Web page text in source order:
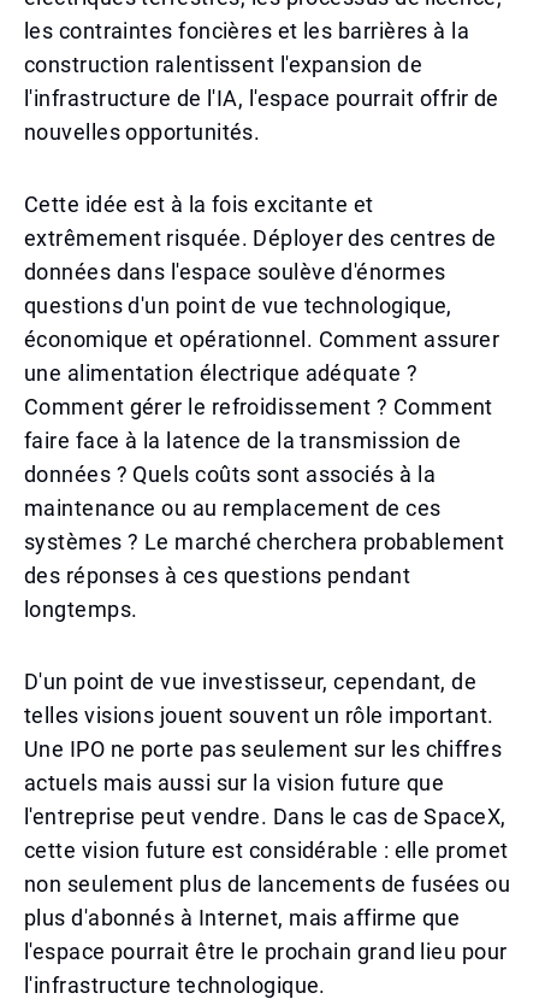
les contraintes foncières et les barrières à la
construction ralentissent l'expansion de
l'infrastructure de l'IA, l'espace pourrait offrir de
nouvelles opportunités.
Cette idée est à la fois excitante et
extrêmement risquée. Déployer des centres de
données dans l'espace soulève d'énormes
questions d'un point de vue technologique,
économique et opérationnel. Comment assurer
une alimentation électrique adéquate ?
Comment gérer le refroidissement ? Comment
faire face à la latence de la transmission de
données ? Quels coûts sont associés à la
maintenance ou au remplacement de ces
systèmes ? Le marché cherchera probablement
des réponses à ces questions pendant
longtemps.
D'un point de vue investisseur, cependant, de
telles visions jouent souvent un rôle important.
Une IPO ne porte pas seulement sur les chiffres
actuels mais aussi sur la vision future que
l'entreprise peut vendre. Dans le cas de SpaceX,
cette vision future est considérable : elle promet
non seulement plus de lancements de fusées ou
plus d'abonnés à Internet, mais affirme que
l'espace pourrait être le prochain grand lieu pour
l'infrastructure technologique.